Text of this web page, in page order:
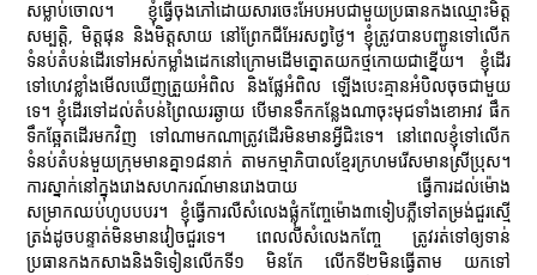
សម្លាប់ចោល។ ខ្ញុំធ្វើចុងភៅដោយសារចេះអែបអបជាមួយប្រធានកងឈ្មោះមិត្ត
សម្បត្តិ, មិត្តផុន និងមិត្តសាយ នៅព្រែកជីអែរសព្វថ្ងៃ។ ខ្ញុំត្រូវបានបញ្ជូនទៅលើក
ទំនប់តំបន់ដើរទៅអស់កម្លាំងដេកនៅក្រោមដើមត្នោតយកថ្មកោយជាខ្នើយ។ ខ្ញុំដើរ
ទៅហេវខ្លាំងមើលឃើញត្រួយអំពិល និងផ្លែអំពិល ឡើងបេះគ្មានអំបិលចុចជាមួយ
ទេ។ ខ្ញុំដើរទៅដល់តំបន់ព្រៃឈរឆ្ងាយ បើមានទឹកកន្លែងណាចុះមុជទាំងខោអាវ ផឹក
ទឹកឆ្អែតដើរមកវិញ ទៅណាមកណាត្រូវដើរមិនមានអ្វីជិះទេ។ នៅពេលខ្ញុំទៅលើក
ទំនប់តំបន់មួយក្រុមមានគ្នា១៨នាក់ តាមកម្មាភិបាលខ្មែរក្រហមរើសមានស្រីប្រុស។
ការស្នាក់នៅក្នុងរោងសហករណ៍មានរោងបាយ ធ្វើការដល់ម៉ោង
សម្រាកឈប់ហូបបបរ។ ខ្ញុំធ្វើការលឺសំលេងផ្លុំកញ្ចែម៉ោង៣ទៀបភ្លឺទៅតម្រង់ជួរស្មើ
ត្រង់ដូចបន្ទាត់មិនមានវៀចជួរទេ។ ពេលលឺសំលេងកញ្ចែ ត្រូវរត់ទៅឲ្យទាន់
ប្រធានកងកសាងនិងទិទៀនលើកទី១ មិនកែ លើកទី២មិនធ្វើតាម យកទៅ